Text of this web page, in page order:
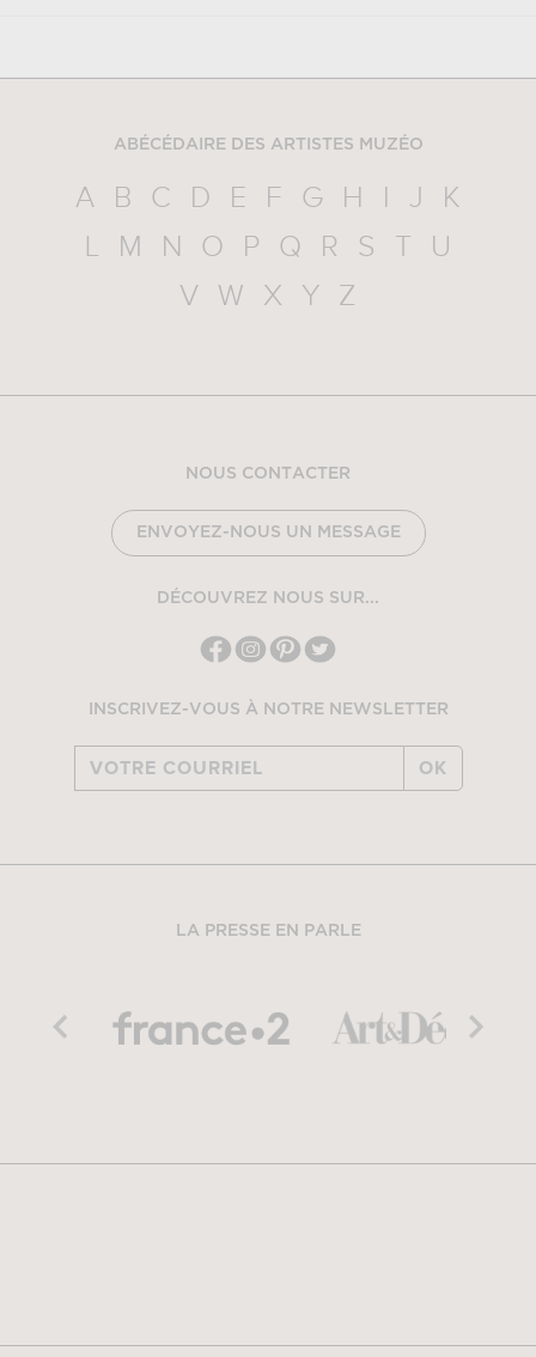
ABÉCÉDAIRE DES ARTISTES MUZÉO
A B C D E F G H I J
K
L
M N O P Q R S T
U
V
W X Y Z
NOUS CONTACTER
ENVOYEZ-NOUS UN MESSAGE
DÉCOUVREZ NOUS SUR...
INSCRIVEZ-VOUS À NOTRE NEWSLETTER
OK
LA PRESSE EN PARLE